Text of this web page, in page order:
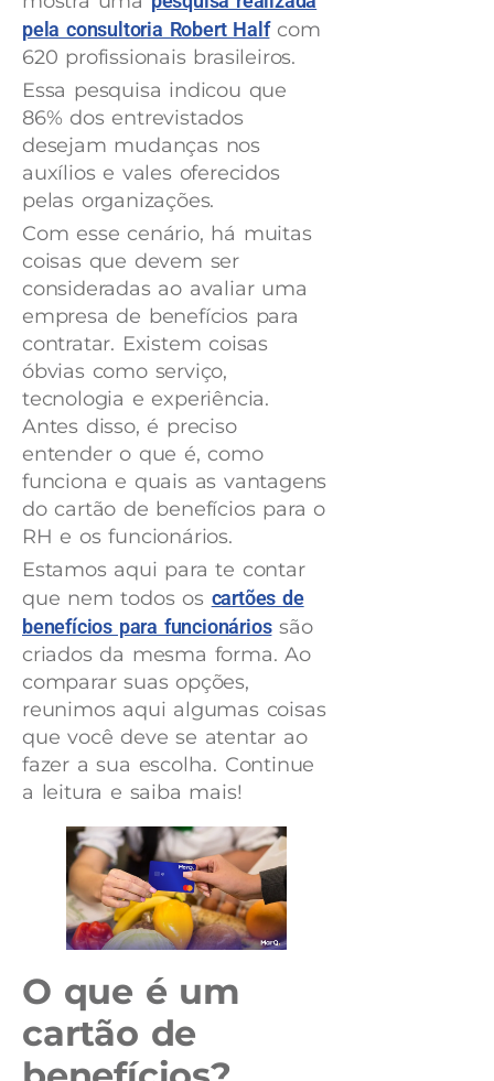
pela consultoria Robert Halfcom
620 profissionais brasileiros.
Essa pesquisa indicou que
86% dos entrevistados
desejam mudanças nos
auxílios e vales oferecidos
pelas organizações.
Com esse cenário, há muitas
coisas que devem ser
consideradas ao avaliar uma
empresa de benefícios para
contratar. Existem coisas
óbvias como serviço,
tecnologia e experiência.
Antes disso, é preciso
entender o que é, como
funciona e quais as vantagens
do cartão de benefícios para o
RH e os funcionários.
Estamos aqui para te contar
que nem todos os cartões de
benefícios para funcionáriossão
criados da mesma forma. Ao
comparar suas opções,
reunimos aqui algumas coisas
que você deve se atentar ao
fazer a sua escolha. Continue
a leitura e saiba mais!
O que é um
cartão de